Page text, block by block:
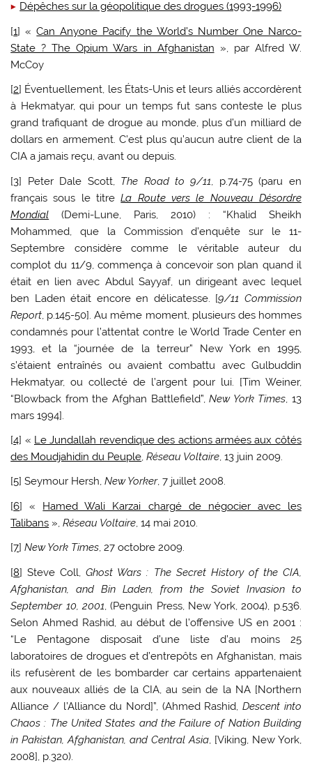
Dépêches sur la géopolitique des drogues (1993-1996)
[1] «Can Anyone Pacify the World’s Number One Narco-
State ? The Opium Wars in Afghanistan », par Alfred W.
McCoy
[2] Éventuellement, les États-Unis et leurs alliés accordèrent
à Hekmatyar, qui pour un temps fut sans conteste le plus
grand trafiquant de drogue au monde, plus d’un milliard de
dollars en armement. C’est plus qu’aucun autre client de la
CIA a jamais reçu, avant ou depuis.
[3] Peter Dale Scott, The Road to 9/11 , p.74-75 (paru en
français sous le titreLa Route vers le Nouveau Désordre
Mondial (Demi-Lune, Paris, 2010) : “Khalid Sheikh
Mohammed, que la Commission d’enquête sur le 11-
Septembre considère comme le véritable auteur du
complot du 11/9, commença à concevoir son plan quand il
était en lien avec Abdul Sayyaf, un dirigeant avec lequel
ben Laden était encore en délicatesse. [9/11 Commission
Report , p.145-50]. Au même moment, plusieurs des hommes
condamnés pour l’attentat contre le World Trade Center en
1993, et la “journée de la terreur” New York en 1995,
s’étaient entraînés ou avaient combattu avec Gulbuddin
Hekmatyar, ou collecté de l’argent pour lui. [Tim Weiner,
“Blowback from the Afghan Battlefield”,New York Times , 13
mars 1994].
[4] « Le Jundallah revendique des actions armées aux côtés
des Moudjahidin du Peuple,Réseau Voltaire, 13 juin 2009.
[5] Seymour Hersh,New Yorker, 7 juillet 2008.
[6] « Hamed Wali Karzai chargé de négocier avec les
Talibans »,Réseau Voltaire, 14 mai 2010.
[7]New York Times, 27 octobre 2009.
[8] Steve Coll,Ghost Wars : The Secret History of the CIA,
Afghanistan, and Bin Laden, from the Soviet Invasion to
September 10, 2001 , (Penguin Press, New York, 2004), p.536.
Selon Ahmed Rashid, au début de l’offensive US en 2001 :
“Le Pentagone disposait d’une liste d’au moins 25
laboratoires de drogues et d’entrepôts en Afghanistan, mais
ils refusèrent de les bombarder car certains appartenaient
aux nouveaux alliés de la CIA, au sein de la NA [Northern
Alliance / l’Alliance du Nord]”, (Ahmed Rashid,Descent into
Chaos : The United States and the Failure of Nation Building
in Pakistan, Afghanistan, and Central Asia, [Viking, New York,
2008], p.320).